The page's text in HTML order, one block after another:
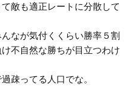
敵も適正レートに分散して
なが気付くくらい勝率５割
不自然な勝ちが目立つわけ
疎ってる人口でな。